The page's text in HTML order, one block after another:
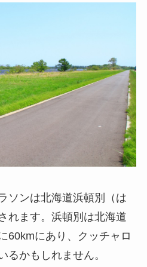
ソンは北海道浜頓別（は
れます。浜頓別は北海道
60kmにあり、クッチャロ
るかもしれません。